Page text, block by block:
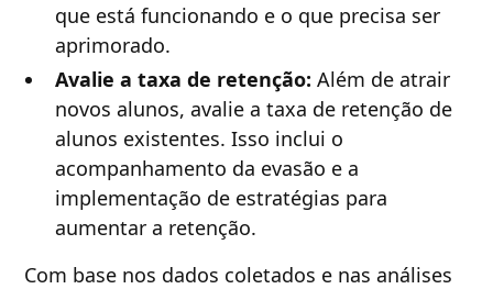
que está funcionando e o que precisa ser
aprimorado.
Avalie a taxa de retenção: Além de atrair
novos alunos, avalie a taxa de retenção de
alunos existentes. Isso inclui o
acompanhamento da evasão e a
implementação de estratégias para
aumentar a retenção.
Com base nos dados coletados e nas análises